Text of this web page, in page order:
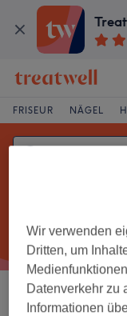
FRISEUR NÄGEL
Sortieren nach
Wir verwenden
Dritten, um
Datenverkehr zu
Informationen